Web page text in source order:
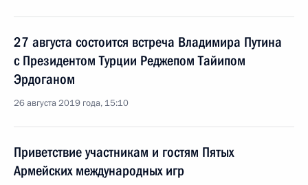
27 августа состоится встреча Владимира Путина
с Президентом Турции Реджепом Тайипом
Эрдоганом
26 августа 2019 года, 15:10
Приветствие участникам и гостям Пятых
Армейских международных игр